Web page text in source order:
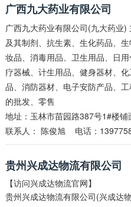
广西九大药业有限公司
广西九大药业有限公司(九大药业
及其制剂、抗生素、生化药品、
妆品、消毒用品、卫生用品、日
疗器械、计生用品、健身器材、
品、消防器材、电子安防产品、
的批发、零售
地址：玉林市苗园路387号1#楼铺
联系人： 陈俊旭电话：
贵州兴成达物流有限公司
【访问兴成达物流官网】
贵州兴成达物流有限公司(兴成达